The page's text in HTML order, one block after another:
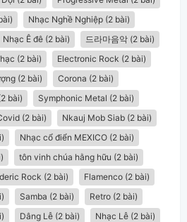
Nhạc Nghề Nghiệp (2 bài)
Nhạc Ê đê (2 bài)
드라마음악 (2 bài)
(2 bài)
Electronic Rock (2 bài)
(2 bài)
Corona (2 bài)
bài)
Symphonic Metal (2 bài)
(2 bài)
Nkauj Mob Siab (2 bài)
Nhạc cổ điển MEXICO (2 bài)
tôn vinh chúa hằng hữu (2 bài)
Rock (2 bài)
Flamenco (2 bài)
Samba (2 bài)
Retro (2 bài)
Dâng Lễ (2 bài)
Nhạc Lễ (2 bài)